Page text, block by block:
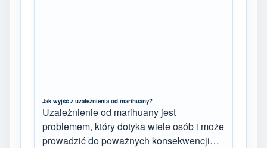
Jak wyjść z uzależnienia od marihuany?
Uzależnienie od marihuany jest
problemem, który dotyka wiele osób i może
prowadzić do poważnych konsekwencji…